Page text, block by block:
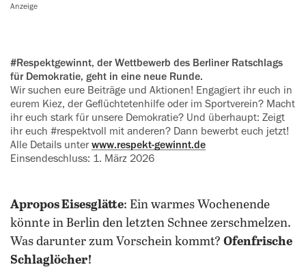
Anzeige
#Respektgewinnt, der Wettbewerb des Berliner Ratschlags
für Demokratie, geht in eine neue Runde.
Wir suchen eure Beiträge und Aktionen! Engagiert ihr euch in
eurem Kiez, der Geflüchtetenhilfe oder im Sportverein? Macht
ihr euch stark für unsere Demokratie? Und überhaupt: Zeigt
ihr euch #respektvoll mit anderen? Dann bewerbt euch jetzt!
Alle Details unter www.respekt-gewinnt.de
Einsendeschluss: 1. März 2026
Apropos Eisesglätte: Ein warmes Wochenende
könnte in Berlin den letzten Schnee zerschmelzen.
Was darunter zum Vorschein kommt? Ofenfrische
Schlaglöcher!